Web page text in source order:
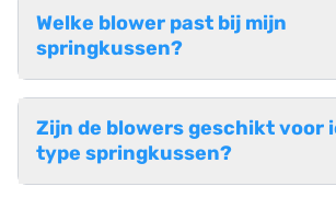
Welke blower past bij mijn
springkussen?
Zijn de blowers geschikt voor
type springkussen?